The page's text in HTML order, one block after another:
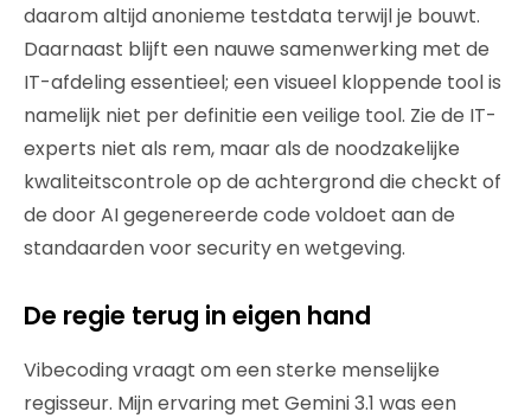
daarom altijd anonieme testdata terwijl je bouwt.
Daarnaast blijft een nauwe samenwerking met de
IT-afdeling essentieel; een visueel kloppende tool is
namelijk niet per definitie een veilige tool. Zie de IT-
experts niet als rem, maar als de noodzakelijke
kwaliteitscontrole op de achtergrond die checkt of
de door AI gegenereerde code voldoet aan de
standaarden voor security en wetgeving.
De regie terug in eigen hand
Vibecoding vraagt om een sterke menselijke
regisseur. Mijn ervaring met Gemini 3.1 was een